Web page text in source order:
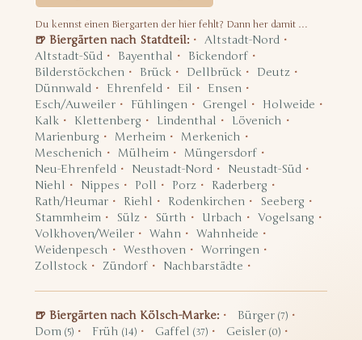
Du kennst einen Biergarten der hier fehlt? Dann her damit …
🍺 Biergärten nach Statdteil:
Altstadt-Nord
Altstadt-Süd
Bayenthal
Bickendorf
Bilderstöckchen
Brück Dellbrück
Deutz
Dünnwald
Ehrenfeld Eil
Ensen
Esch/Auweiler
Fühlingen Grengel
Holweide
Kalk
Klettenberg Lindenthal
Lövenich
Marienburg
Merheim
Merkenich
Meschenich
Mülheim
Müngersdorf
Neu-Ehrenfeld
Neustadt-Nord
Neustadt-Süd
Niehl
Nippes Poll Porz
Raderberg
Rath/Heumar
Riehl Rodenkirchen
Seeberg
Stammheim
Sülz Sürth Urbach
Vogelsang
Volkhoven/Weiler
Wahn
Wahnheide
Weidenpesch
Westhoven
Worringen
Zollstock
Zündorf Nachbarstädte
🍺 Biergärten nach Kölsch-Marke: Bürger (7)
Dom (5) Früh (14) Gaffel (37) Geisler (0)